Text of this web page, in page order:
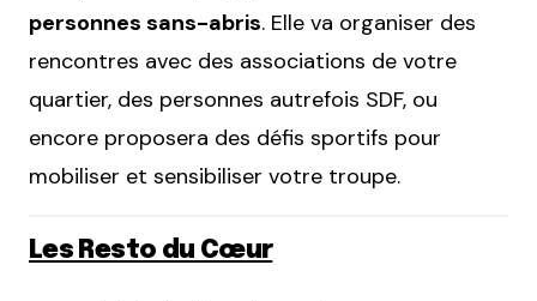
personnes sans-abris. Elle va organiser des
rencontres avec des associations de votre
quartier, des personnes autrefois SDF, ou
encore proposera des défis sportifs pour
mobiliser et sensibiliser votre troupe.
Les Resto du Cœur